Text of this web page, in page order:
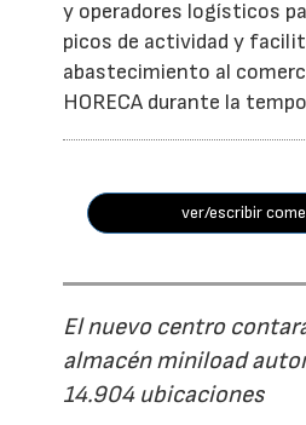
y operadores logísticos
picos de actividad y
abastecimiento al
HORECA durante la
ver/escribir
El nuevo centro
almacén miniload
14.904 ubicaciones